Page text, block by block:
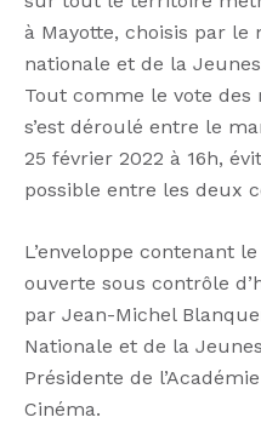
à Mayotte, choisis par le
nationale et de la
Tout comme le vote des
s’est déroulé entre le
25 février 2022 à 16h,
possible entre les deux
L’enveloppe contenant
ouverte sous contrôle
par Jean-Michel
Nationale et de la
Présidente de
Cinéma.